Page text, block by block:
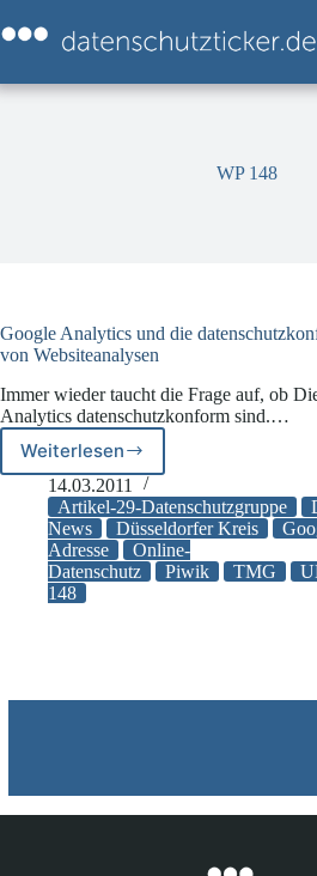
Inhalt
springen
WP 148
Google Analytics und die
von Websiteanalysen
Immer wieder taucht die Frage auf, ob
Analytics datenschutzkonform sind.…
Weiterlesen
Google
Analytics
und
die
datenschutzkonforme
Ausgestaltung
von
14.03.2011
Artikel-29-Datenschutzgruppe
News
Düsseldorfer Kreis
Adresse
Online-
Datenschutz
Piwik TMG
148